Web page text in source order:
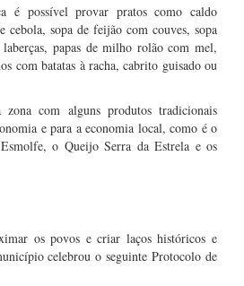
é possível provar pratos como caldo
cebola, sopa de feijão com couves, sopa
laberças, papas de milho rolão com mel,
com batatas à racha, cabrito guisado ou
com alguns produtos tradicionais
e para a economia local, como é o
o Queijo Serra da Estrela e os
os povos e criar laços históricos e
celebrou o seguinte Protocolo de